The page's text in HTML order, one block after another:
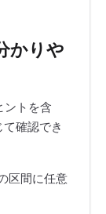
かりや
ントを含
確認でき
区間に任意